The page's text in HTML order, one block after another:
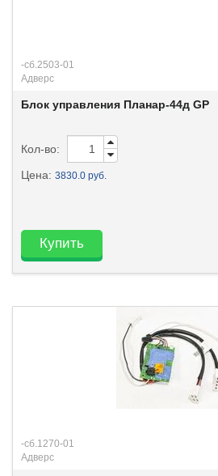
-сб.2503-01
Адверс
Блок управления Планар-44д GP
Кол-во:
Цена: 3830.0 руб.
Купить
-сб.1270-01
Адверс